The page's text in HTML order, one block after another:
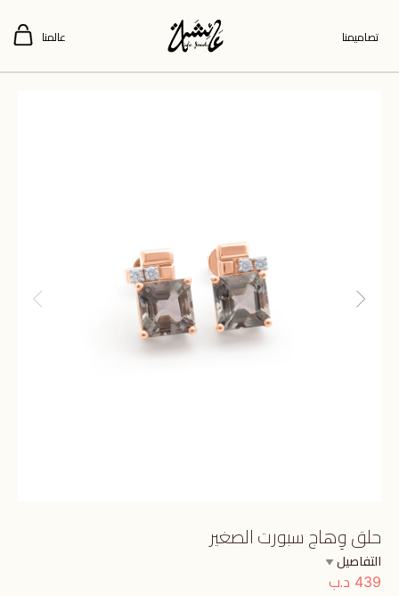
تصاميمنا عالمنا
حلق وِهاج سبورت الصغير
التفاصيل
439 د.ب